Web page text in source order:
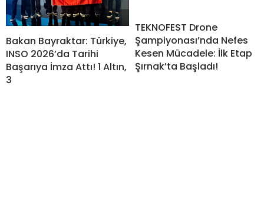
Bakan Bayraktar: Türkiye,
INSO 2026’da Tarihi
Başarıya İmza Attı! 1 Altın,
3
TEKNOFEST Drone
Şampiyonası’nda Nefes
Kesen Mücadele: İlk Etap
Şırnak’ta Başladı!